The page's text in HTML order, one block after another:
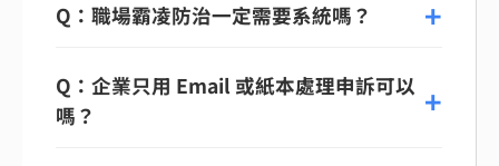
Q：職場霸凌防治一定需要系統嗎？
Q：企業只用 Email 或紙本處理申訴可以
嗎？